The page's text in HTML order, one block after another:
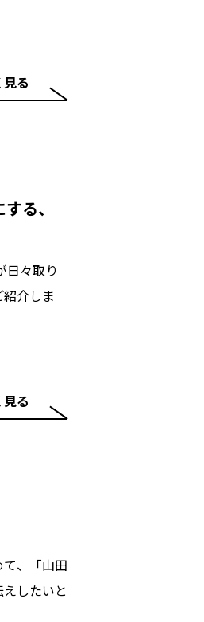
る
る、
日々取り
介しま
る
、「山田
したいと